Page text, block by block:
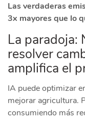
Las verdaderas
3x mayores que lo
La paradoja:
resolver
amplifica el
IA puede optimizar
mejorar agricultura.
consumiendo más